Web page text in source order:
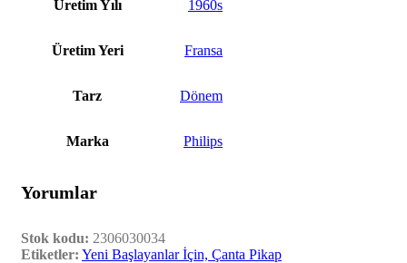
Üretim Yılı 1960s
Üretim Yeri Fransa
Tarz Dönem
Marka Philips
Yorumlar
Stok kodu: 2306030034
Etiketler: Yeni Başlayanlar İçin, Çanta Pikap